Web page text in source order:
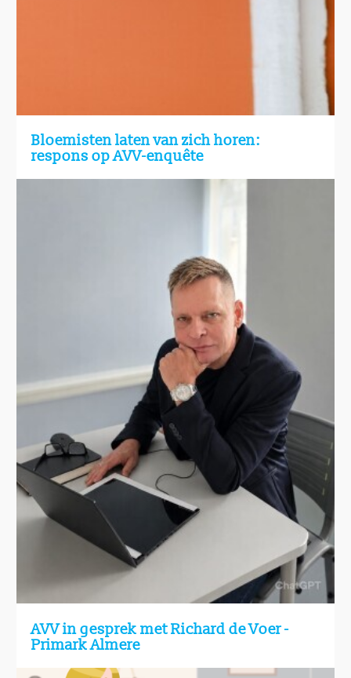
Bloemisten laten van zich horen:
respons op AVV-enquête
AVV in gesprek met Richard de Voer -
Primark Almere